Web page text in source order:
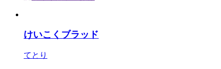
けいこくブラッド
てとり